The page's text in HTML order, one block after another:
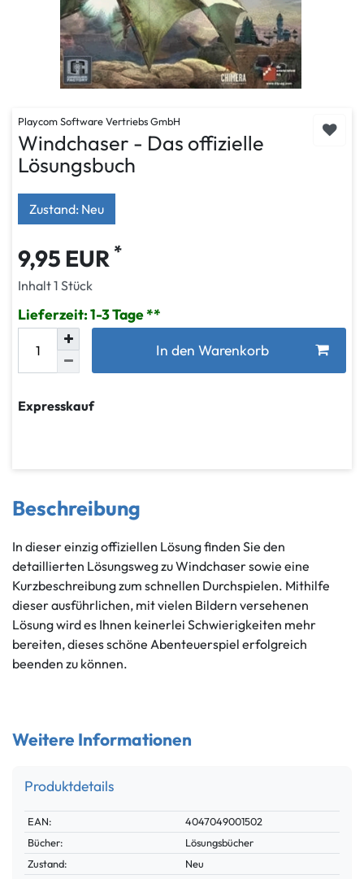
Playcom Software Vertriebs GmbH
Windchaser - Das offizielle
Lösungsbuch
Zustand: Neu
9,95 EUR *
Inhalt1 Stück
Lieferzeit: 1-3 Tage
In den Warenkorb
Expresskauf
Beschreibung
In dieser einzig offiziellen Lösung finden Sie den
detaillierten Lösungsweg zu Windchaser sowie eine
Kurzbeschreibung zum schnellen Durchspielen. Mithilfe
dieser ausführlichen, mit vielen Bildern versehenen
Lösung wird es Ihnen keinerlei Schwierigkeiten mehr
bereiten, dieses schöne Abenteuerspiel erfolgreich
beenden zu können.
Weitere Informationen
Produktdetails
Technisches
Merkmal
Wert
EAN:
4047049001502
Bücher:
Lösungsbücher
Zustand:
Neu